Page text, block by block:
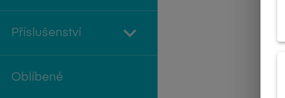
Příslušenství
Oblíbené